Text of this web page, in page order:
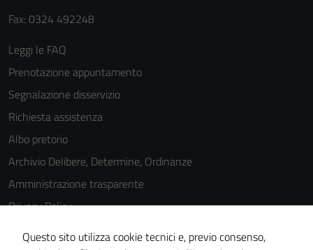
Fax: 0324 492248
Leggi le FAQ
Prenotazione appuntamento
Segnalazione disservizio
Richiesta assistenza
Albo pretorio
Archivio Delibere, Determine, Ordinanze
Amministrazione trasparente
Privacy Policy
Cookie Policy
Questo sito utilizza cookie tecnici e, previo consenso,
informazioni